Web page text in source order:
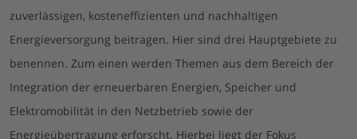
zuverlässigen, kosteneffizienten und nachhaltigen
Energieversorgung beitragen. Hier sind drei Hauptgebiete zu
benennen. Zum einen werden Themen aus dem Bereich der
Integration der erneuerbaren Energien, Speicher und
Elektromobilität in den Netzbetrieb sowie der
Energieübertragung erforscht. Hierbei liegt der Fokus